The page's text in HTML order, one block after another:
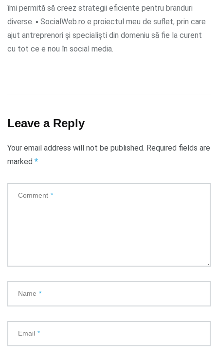
îmi permită să creez strategii eficiente pentru branduri
diverse. ▪ SocialWeb.ro e proiectul meu de suflet, prin care
ajut antreprenori și specialiști din domeniu să fie la curent
cu tot ce e nou în social media.
Leave a Reply
Your email address will not be published. Required fields are
marked *
Comment *
Name *
Email *